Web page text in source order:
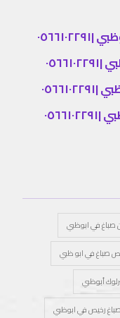
صباغ في ابوظبي
صباغ في ابو ظبي
أبوظبي
رخيص في ابوظبي